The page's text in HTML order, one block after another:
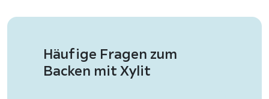
Häufige Fragen zum
Backen mit Xylit